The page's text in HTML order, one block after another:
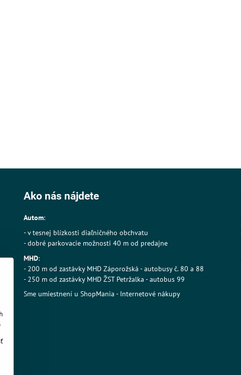
Ako nás nájdete
Autom:
- v tesnej blízkosti diaľničného obchvatu
- dobré parkovacie možnosti 40 m od predajne
MHD:
- 200 m od zastávky MHD Záporožská - autobusy č. 80 a 88
- 250 m od zastávky MHD ŽST Petržalka - autobus 99
Sme umiestnení u ShopMania - Internetové nákupy